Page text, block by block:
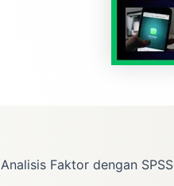
Faktor dengan SPSS